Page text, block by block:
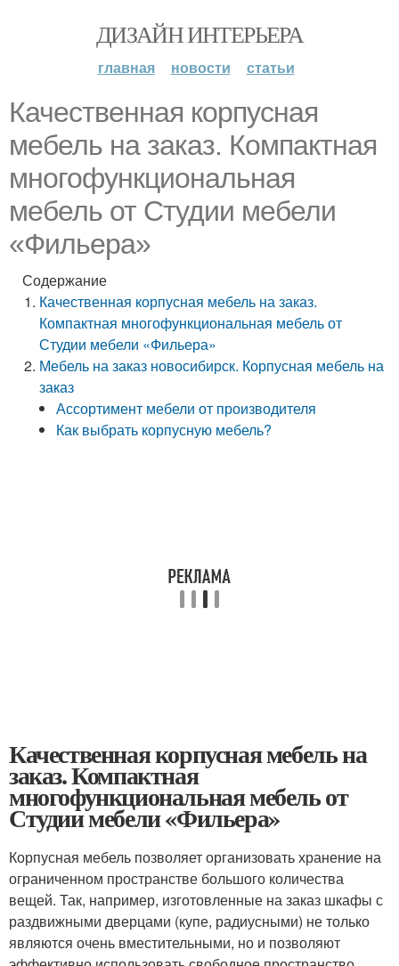
ДИЗАЙН ИНТЕРЬЕРА
главная новости статьи
Качественная корпусная
мебель на заказ. Компактная
многофункциональная
мебель от Студии мебели
«Фильера»
Содержание
Качественная корпусная мебель на заказ.
Компактная многофункциональная мебель от
Студии мебели «Фильера»
Мебель на заказ новосибирск. Корпусная мебель на
заказ
Ассортимент мебели от производителя
Как выбрать корпусную мебель?
Качественная корпусная мебель на
заказ. Компактная
многофункциональная мебель от
Студии мебели «Фильера»
Корпусная мебель позволяет организовать хранение на
ограниченном пространстве большого количества
вещей. Так, например, изготовленные на заказ шкафы с
раздвижными дверцами (купе, радиусными) не только
являются очень вместительными, но и позволяют